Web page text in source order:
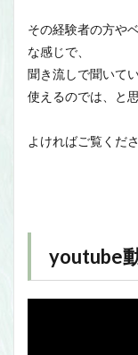
その経験者の方や
な感じで、
聞き流しで聞いて
使えるのでは、と思
よければご覧くださ
youtube